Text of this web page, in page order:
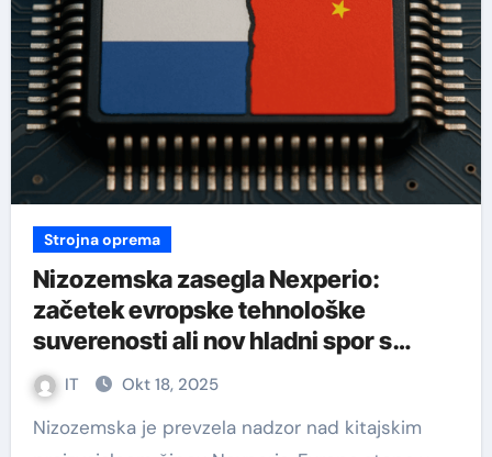
Strojna oprema
Nizozemska zasegla Nexperio:
začetek evropske tehnološke
suverenosti ali nov hladni spor s
Kitajsko?
IT Okt 18, 2025
Nizozemska je prevzela nadzor nad kitajskim